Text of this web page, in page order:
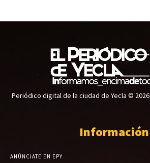
Periódico digital de la ciudad de Yecla © 2026
Información
ANÚNCIATE EN EPY